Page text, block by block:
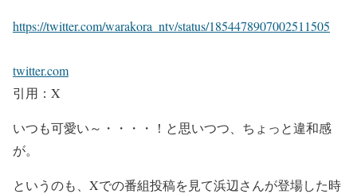
https://twitter.com/warakora_ntv/status/1854478907002511505
twitter.com
引用：X
いつも可愛い～・・・・！と思いつつ、 ちょっと違和感
が。
というのも、Xでの番組投稿を見て浜辺さんが登場した時